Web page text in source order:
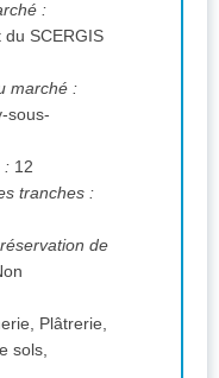
:
SCERGIS
marché :
sous-
: 12
tranches :
de
Plâtrerie,
sols,